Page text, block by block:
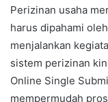
Perizinan usaha
harus dipahami
menjalankan
sistem perizinan
Online Single
mempermudah